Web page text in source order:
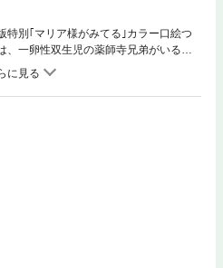
特別｢マリア様がみてる｣カラー口絵つ
、一卵性双生児の薬師寺兄弟がいる。
もにする彼らは、一緒にいないと違和
いつものように生徒会長の烏帽子･福
と、月光先輩がおもむろに腹痛を訴え
あるらしく、祐麒は日光･月光先輩に